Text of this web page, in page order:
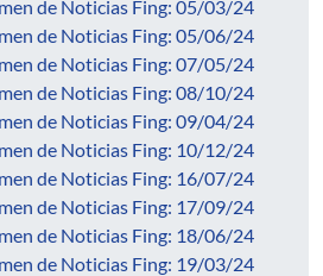
de Noticias Fing: 05/03/24
de Noticias Fing: 05/06/24
de Noticias Fing: 07/05/24
de Noticias Fing: 08/10/24
de Noticias Fing: 09/04/24
de Noticias Fing: 10/12/24
de Noticias Fing: 16/07/24
de Noticias Fing: 17/09/24
de Noticias Fing: 18/06/24
de Noticias Fing: 19/03/24